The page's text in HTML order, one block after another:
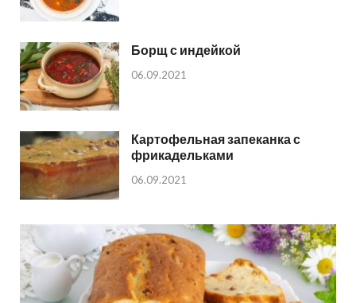
Борщ с индейкой
06.09.2021
Картофельная запеканка с
фрикадельками
06.09.2021